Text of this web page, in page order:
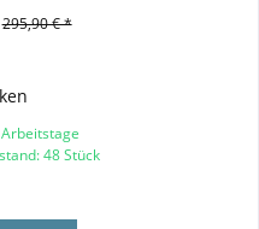
295,90 € *
48 Stück